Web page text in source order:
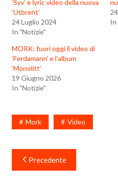
‘Syv’ e lyric video della nuova
‘Utbrent’
24 Luglio 2024
In "Notizie"
In
MORK: fuori oggi il video di
‘Ferdamann’ e l’album
‘Monolitt’
19 Giugno 2026
In "Notizie"
Mork Video
Navigazione
articoli
Precedente